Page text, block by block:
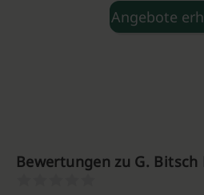
Angebote
Bewertungen zu G.